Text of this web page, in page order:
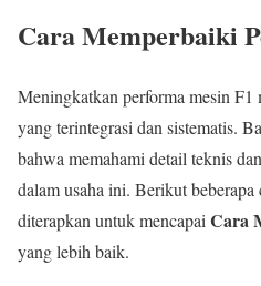
Cara Memperbaiki
Meningkatkan performa mesin F1
yang terintegrasi dan sistematis.
bahwa memahami detail teknis
dalam usaha ini. Berikut
diterapkan untuk mencapai Cara
yang lebih baik.